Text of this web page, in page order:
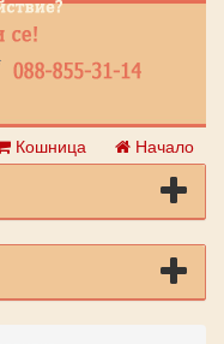
Кошница Начало